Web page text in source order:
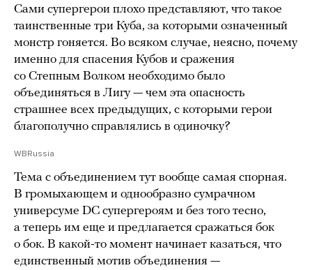
Сами супергерои плохо представляют, что такое
таинственные три Куба, за которыми означенный
монстр гоняется. Во всяком случае, неясно, почему
именно для спасения Кубов и сражения
со Степным Волком необходимо было
объединяться в Лигу — чем эта опасность
страшнее всех предыдущих, с которыми герои
благополучно справлялись в одиночку?
WBRussia
Тема с объединением тут вообще самая спорная.
В громыхающем и однообразно сумрачном
универсуме DC супергероям и без того тесно,
а теперь им еще и предлагается сражаться бок
о бок. В какой-то момент начинает казаться, что
единственный мотив объединения —